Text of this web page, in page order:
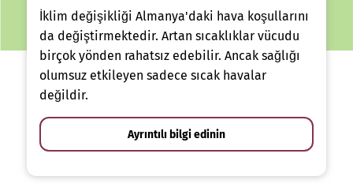
İklim değişikliği Almanya'daki hava koşullarını
da değiştirmektedir. Artan sıcaklıklar vücudu
birçok yönden rahatsız edebilir. Ancak sağlığı
olumsuz etkileyen sadece sıcak havalar
değildir.
Ayrıntılı bilgi edinin